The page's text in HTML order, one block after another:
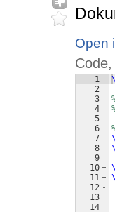
Open
1
2
3
4
5
6
7
8
9
10
11
12
13
14